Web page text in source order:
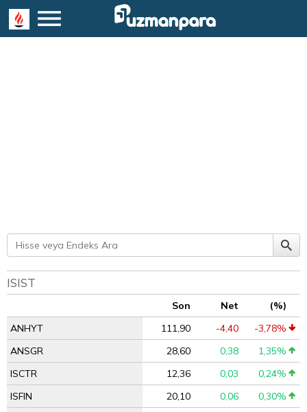
ISIST
Son Net
(%)
ANHYT
111,90 -4,40
-3,78%
ANSGR
28,60 0,38
1,35%
ISCTR
12,36 0,03
0,24%
ISFIN
20,10 0,06
0,30%